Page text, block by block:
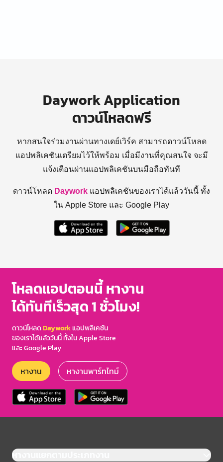
Daywork Application
ดาวน์โหลดฟรี
หากสนใจร่วมงานผ่านทางเดย์เวิร์ค สามารถดาวน์โหลด
แอปพลิเคชันเตรียมไว้ให้พร้อม เมื่อมีงานที่คุณสนใจ จะมี
แจ้งเตือนผ่านแอปพลิเคชันบนมือถือทันที
ดาวน์โหลด Daywork แอปพลิเคชันของเราได้แล้ววันนี้ ทั้ง
ใน Apple Store และ Google Play
โหลดแอปตอนนี้ หางาน
ได้ทันทีเร็วสุด 1 ชั่วโมง!
ดาวน์โหลดDayworkแอปพลิเคชัน
ของเราได้แล้ววันนี้ ทั้งใน Apple Store
และ Google Play
หางาน หางานพาร์ทไทม์
หางานแยกตามประเภทงาน